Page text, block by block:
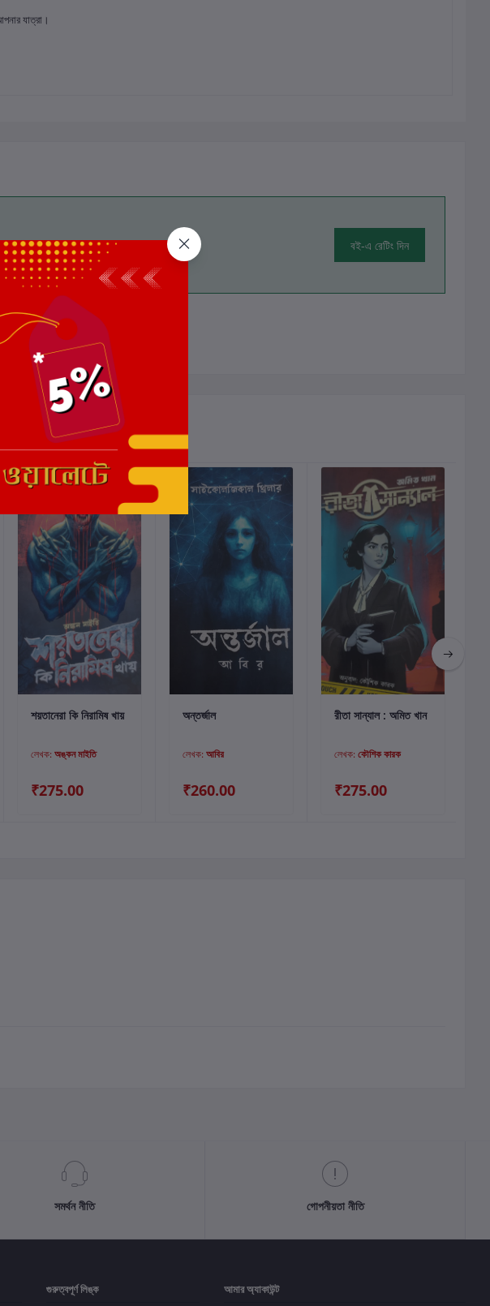
যাত্রা।
বই-এ রেটিং দিন
জন্য এখনও কোন পর্যালোচনা নেই
কার্টে যোগ করুন
শয়তানেরা কি নিরামিষ খায়
লেখক: অঙ্কন মাইতি
₹275.00
কার্টে যোগ করুন
অন্তর্জাল
লেখক: আবির
₹260.00
কার্টে যোগ করুন
রীতা সান্যাল : অমিত খান
লেখক: কৌশিক কারক
₹275.00
সমর্থন নীতি গোপনীয়তা নীতি
গুরুত্বপূর্ণ লিঙ্ক আমার অ্যাকাউন্ট